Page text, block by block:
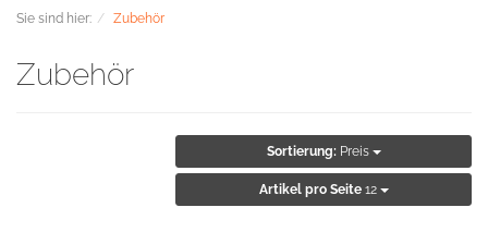
Sie sind hier: Zubehör
Zubehör
Sortierung: Preis
Artikel pro Seite 12